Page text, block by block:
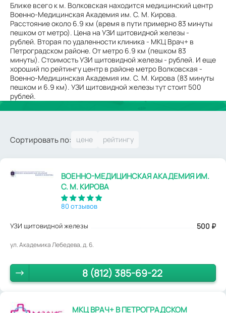
Ближе всего к м. Волковская находится медицинский центр
Военно-Медицинская Академия им. С. М. Кирова.
Расстояние около 6.9 км (время в пути примерно 83 минуты
пешком от метро). Цена на УЗИ щитовидной железы -
рублей. Вторая по удаленности клиника - МКЦ Врач+ в
Петроградском районе. От метро 6.9 км (пешком 83
минуты). Стоимость УЗИ щитовидной железы - рублей. И еще
хороший по рейтингу центр в районе метро Волковская -
Военно-Медицинская Академия им. С. М. Кирова (83 минуты
пешком и 6.9 км). УЗИ щитовидной железы тут стоит 500
рублей.
Сортировать по:
ВОЕННО-МЕДИЦИНСКАЯ АКАДЕМИЯ ИМ.
С. М. КИРОВА
80 отзывов
УЗИ щитовидной железы 500 ₽
ул. Академика Лебедева, д. 6.
8 (812) 385-69-22
МКЦ ВРАЧ+ В ПЕТРОГРАДСКОМ